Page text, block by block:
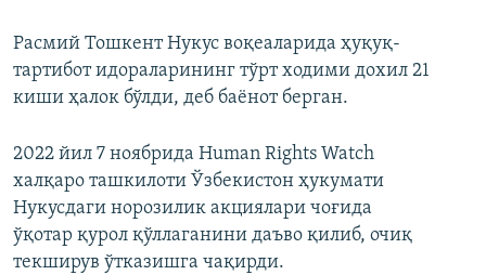
Расмий Тошкент Нукус воқеаларида ҳуқуқ-
тартибот идораларининг тўрт ходими дохил 21
киши ҳалок бўлди, деб баёнот берган.
2022 йил 7 ноябрида Human Rights Watch
халқаро ташкилоти Ўзбекистон ҳукумати
Нукусдаги норозилик акциялари чоғида
ўқотар қурол қўллаганини даъво қилиб, очиқ
текширув ўтказишга чақирди.